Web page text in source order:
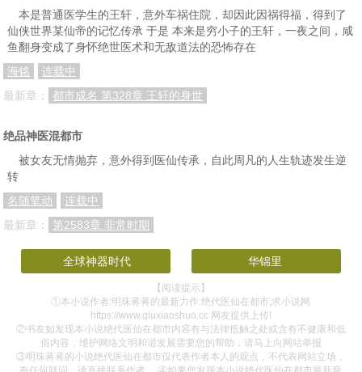
第一百三十五章 中医未来的希望 第一百三十六章 死性不改 第一百三十七章 跪下求我也没用
第一百三十八章 散尽家财消业障 第一百三十九章 还记得我吗？ 第一百四十章 天道好轮回
第一百四十四章 丫头，后会有期
第一百五十章 有劳江副院长坐镇 第一百五十一章 天子湖李府 第一百五十二章 满门忠烈
第一百六十二章 出道即巅峰 第一百六十三章 采购中药材 第一百六十四章 无故失踪
第一百六十五章 急救 第一百六十六章 传递爱和温暖
第一百六十八章 你真让我跪？ 第一百六十九章 白虎扑食 第一百七十章 千年人参
第一百七十一章 一吻定情 第一百七十二章 孙媳妇 第一百七十三章 吃光它，长胸肌！
本是普通医学生的王轩，意外车祸住院，却因此因祸得福，得到了
仙侠世界某仙帝的记忆传承 于是 本来是穷小子的王轩，一夜之间，咸
鱼翻身变成了身怀绝世医术和无敌道法的恐怖存在
海铭
连载中
最新章：
都市成名 第328章 王轩的身世
绝品神医混都市
被女友无情抛弃，意外得到医仙传承，自此周凡的人生轨迹发生逆
转
名随笔动
连载中
最新章：
第2583章 非常时期
全球神器时代 华锦里
【阅读提示】
①本小说作者:明珠蒋蒋的最新力作:绝代医仙在都市,求小说网
https://www.qiuxiaoshuo.cc 网友提供上传!
②书友如发现本小说绝代医仙在都市内容有与法律抵触之处或含有不健康和低
俗内容，维护网络文明和谐发展需要您的帮助，请马上向网站举报
③明珠蒋蒋的小说绝代医仙在都市仅代表作者本人的观点，不代表网站立场，